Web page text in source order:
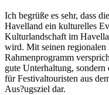
Ich begrüße es sehr, dass
Havelland ein kulturelles
Kulturlandschaft im
wird. Mit seinen regionalen
Rahmenprogramm
gute Unterhaltung, sondern
für Festivaltouristen aus
Aus?ugsziel dar.